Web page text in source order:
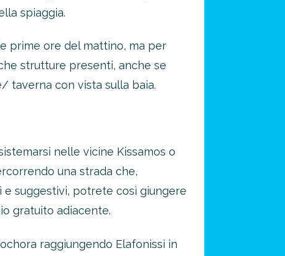
spiaggia.
prime ore del mattino, ma per
strutture presenti, anche se
taverna con vista sulla baia.
nelle vicine Kissamos o
una strada che,
e suggestivi, potrete così giungere
gratuito adiacente.
raggiungendo Elafonissi in